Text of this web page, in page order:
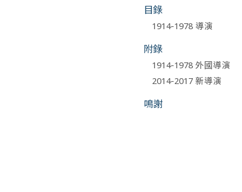
目錄
1914-1978 導演
附錄
1914-1978 外國導演
2014-2017 新導演
鳴謝